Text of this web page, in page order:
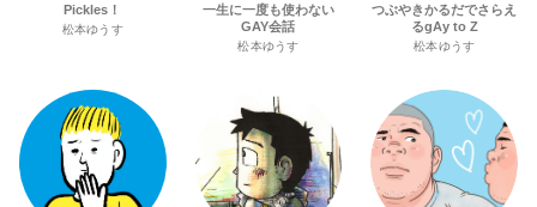
Pickles！
松本ゆうす
一生に一度も使わない
GAY会話
松本ゆうす
つぶやきかるだでさらえ
るgAy to Z
松本ゆうす